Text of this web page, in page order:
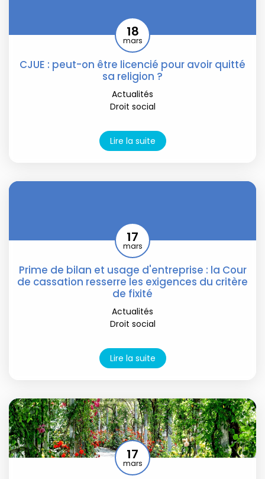
CJUE : peut-on être licencié pour avoir quitté
sa religion ?
18
mars
Actualités
Droit social
Lire la suite
Prime de bilan et usage d'entreprise : la Cour
de cassation resserre les exigences du critère
de fixité
17
mars
Actualités
Droit social
Lire la suite
17
mars